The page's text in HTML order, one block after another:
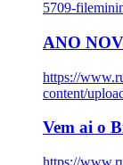
5709-
ANO
https://
content/
Vem ai o